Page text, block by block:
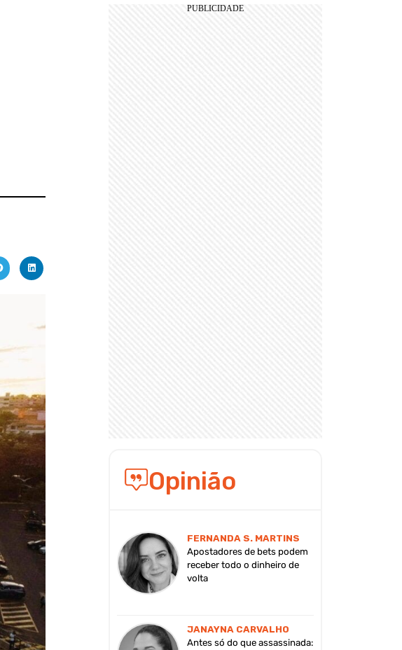
Opinião
FERNANDA S. MARTINS
Apostadores de bets podem
receber todo o dinheiro de
volta
JANAYNA CARVALHO
Antes só do que assassinada: